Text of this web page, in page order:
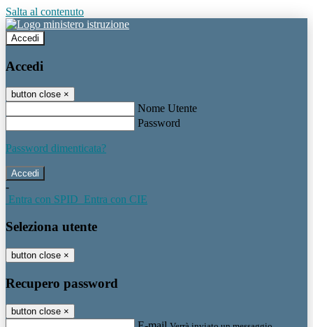
Salta al contenuto
Accedi
Accedi
button close ×
Nome Utente
Password
Password dimenticata?
-
Entra con SPID Entra con CIE
Seleziona utente
button close ×
Recupero password
button close ×